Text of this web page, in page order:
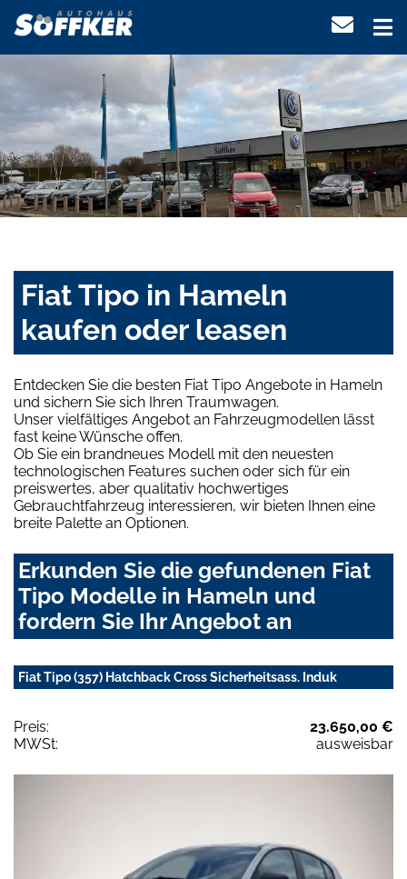
Fiat Tipo in Hameln
kaufen oder leasen
Entdecken Sie die besten Fiat Tipo Angebote in Hameln
und sichern Sie sich Ihren Traumwagen.
Unser vielfältiges Angebot an Fahrzeugmodellen lässt
fast keine Wünsche offen.
Ob Sie ein brandneues Modell mit den neuesten
technologischen Features suchen oder sich für ein
preiswertes, aber qualitativ hochwertiges
Gebrauchtfahrzeug interessieren, wir bieten Ihnen eine
breite Palette an Optionen.
Erkunden Sie die gefundenen Fiat
Tipo Modelle in Hameln und
fordern Sie Ihr Angebot an
Fiat Tipo (357) Hatchback Cross Sicherheitsass. Induk
Preis:
23.650,00 €
MWSt:
ausweisbar